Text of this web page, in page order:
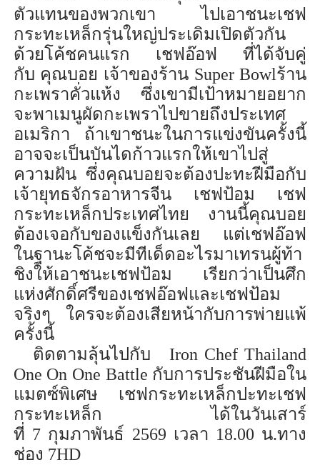
ตัวแทนของพวกเขา
ไปเอาชนะเชฟ
กระทะเหล็กรุ่นใหญ่ประเดิมเปิดตัวกัน
ด้วยโค้ชคนแรก เชฟอ๊อฟ
ที่ได้จับคู่
กับ คุณบอย เจ้าของร้าน Super Bowlร้าน
กะเพราคั่วแห้ง
ซึ่งเขามีเป้าหมายอยาก
จะพาเมนูผัดกะเพราไปขายถึงประเทศ
อเมริกา ถ้าเขาชนะในการแข่งขันครั้งนี้
อาจจะเป็นบันไดก้าวแรกให้เขาไปสู่
ความฝัน ซึ่งคุณบอยจะต้องปะทะฝีมือกับ
เจ้ายุทธจักรอาหารจีน เชฟป้อม เชฟ
กระทะเหล็กประเทศไทย
งานนี้คุณบอย
ต้องเจอกับของแข็งกันเลย แต่เชฟอ๊อฟ
ในฐานะโค้ชจะมีทีเด็ดอะไรมาเทรนผู้ท้า
ชิงให้เอาชนะเชฟป้อม เรียกว่าเป็นศึก
แห่งศักดิ์ศรีของเชฟอ๊อฟและเชฟป้อม
จริงๆ ใครจะต้องเสียหน้ากับการพ่ายแพ้
ครั้งนี้
ติดตามลุ้นไปกับ
Iron Chef Thailand
One On One Battle กับการประชันฝีมือใน
แมตซ์พิเศษ เชฟกระทะเหล็กปะทะเชฟ
กระทะเหล็ก ได้ในวันเสาร์
ที่ 7 กุมภาพันธ์ 2569 เวลา 18.00 น.ทาง
ช่อง 7HD